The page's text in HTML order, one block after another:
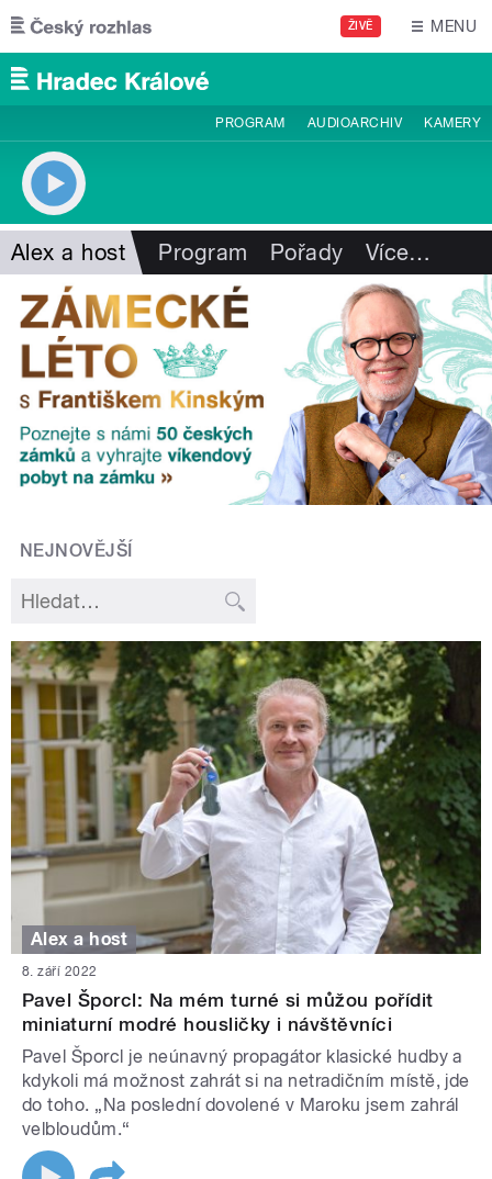
Přejít k hlavnímu obsahu
ŽIVĚ MENU
PROGRAM AUDIOARCHIV KAMERY
Alex a host Program Pořady Více…
NEJNOVĚJŠÍ
Alex a host
8. září 2022
Pavel Šporcl: Na mém turné si můžou pořídit
miniaturní modré housličky i návštěvníci
Pavel Šporcl je neúnavný propagátor klasické hudby a
kdykoli má možnost zahrát si na netradičním místě, jde
do toho. „Na poslední dovolené v Maroku jsem zahrál
velbloudům.“